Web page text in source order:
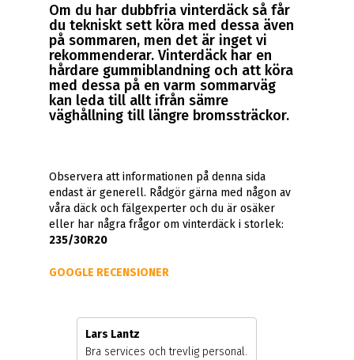
Om du har dubbfria vinterdäck så får
du tekniskt sett köra med dessa även
på sommaren, men det är inget vi
rekommenderar. Vinterdäck har en
hårdare gummiblandning och att köra
med dessa på en varm sommarväg
kan leda till allt ifrån sämre
väghållning till längre bromssträckor.
Observera att informationen på denna sida
endast är generell. Rådgör gärna med någon av
våra däck och fälgexperter och du är osäker
eller har några frågor om vinterdäck i storlek:
235/30R20
GOOGLE RECENSIONER
Lars Lantz
Bra services och trevlig personal.